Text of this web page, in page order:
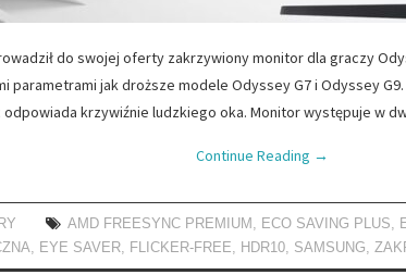
do swojej oferty zakrzywiony monitor dla graczy
parametrami jak droższe modele Odyssey G7 i Odyssey
odpowiada krzywiźnie ludzkiego oka. Monitor występuje w
Continue Reading →
AMD FREESYNC PREMIUM ECO SAVING PLUS
EYE SAVER FLICKER-FREE HDR10 SAMSUNG